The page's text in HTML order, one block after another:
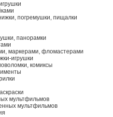
погремушки, пищалки
панорамки
маркерами, фломастерами
игрушки
комиксы
мультфильмов
мультфильмов